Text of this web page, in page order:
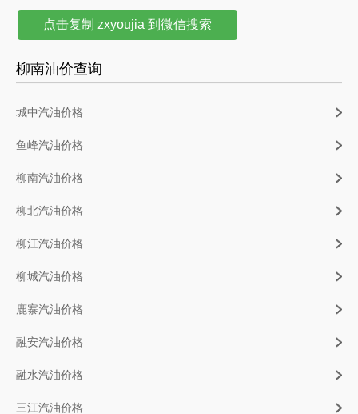
点击复制 zxyoujia 到微信搜索
柳南油价查询
城中汽油价格
鱼峰汽油价格
柳南汽油价格
柳北汽油价格
柳江汽油价格
柳城汽油价格
鹿寨汽油价格
融安汽油价格
融水汽油价格
三江汽油价格